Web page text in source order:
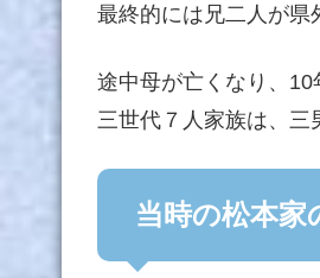
最終的には兄二人が県
途中母が亡くなり、10
三世代７人家族は、三
当時の松本家